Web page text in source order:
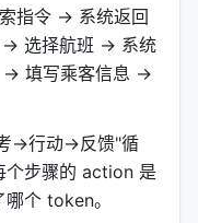
指令 → 系统返回
→ 选择航班 → 系统
→ 填写乘客信息 →
→行动→反馈"循
个步骤的 action 是
个 token。